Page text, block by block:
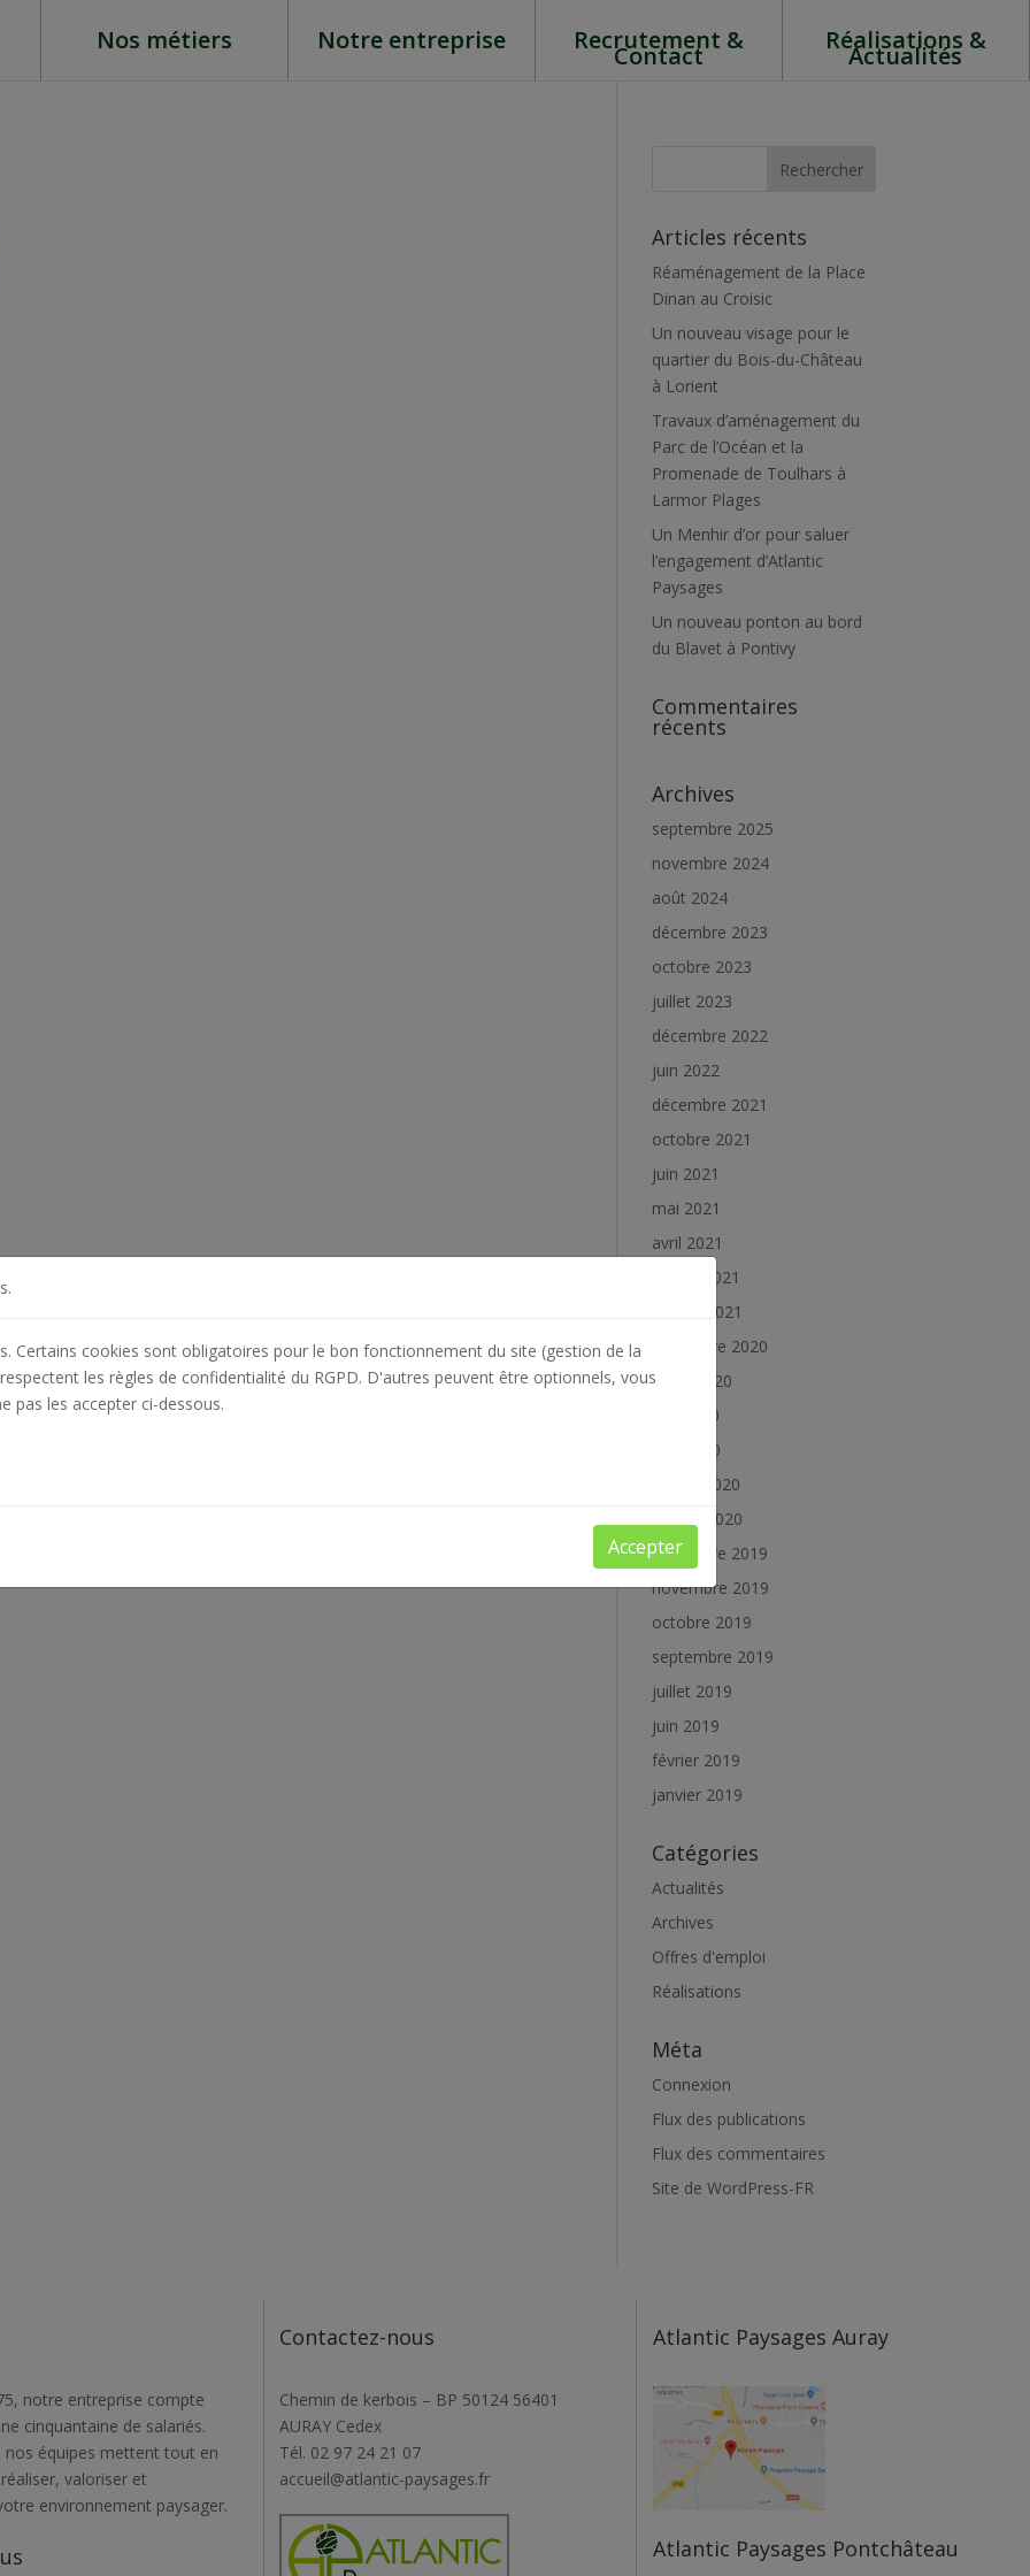
Nos métiers Notre entreprise Recrutement &
Contact
Réalisations &
Actualités
Articles récents
Réaménagement de la Place
Dinan au Croisic
Un nouveau visage pour le
quartier du Bois-du-Château
à Lorient
Travaux d’aménagement du
Parc de l’Océan et la
Promenade de Toulhars à
Larmor Plages
Un Menhir d’or pour saluer
l’engagement d’Atlantic
Paysages
Un nouveau ponton au bord
du Blavet à Pontivy
Commentaires
récents
Archives
septembre 2025
novembre 2024
août 2024
décembre 2023
octobre 2023
juillet 2023
décembre 2022
juin 2022
décembre 2021
octobre 2021
juin 2021
mai 2021
avril 2021
février 2021
janvier 2021
décembre 2020
juillet 2020
juin 2020
mai 2020
février 2020
janvier 2020
décembre 2019
novembre 2019
octobre 2019
septembre 2019
juillet 2019
juin 2019
février 2019
janvier 2019
Catégories
Actualités
Archives
Offres d'emploi
Réalisations
Méta
Connexion
Flux des publications
Flux des commentaires
Site de WordPress-FR
notre entreprise compte
cinquantaine de salariés.
nos équipes mettent tout en
valoriser et
environnement paysager.
Contactez-nous
Chemin de kerbois – BP 50124 56401
AURAY Cedex
Tél. 02 97 24 21 07
accueil@atlantic-paysages.fr
Atlantic Paysages Auray
Atlantic Paysages Pontchâteau
Certains cookies sont obligatoires pour le bon fonctionnement du site (gestion de la
les règles de confidentialité du RGPD. D'autres peuvent être optionnels, vous
pas les accepter ci-dessous.
Accepter